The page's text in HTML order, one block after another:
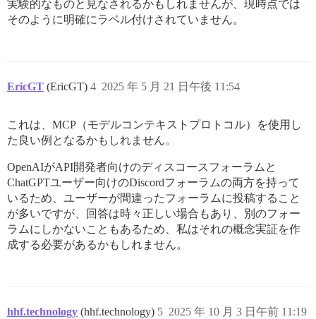
実験的なものと見なされるかもしれませんが、現時点では
そのように明確にラベル付けされていません。
EricGT (EricGT) 2025 年 5 月 21 日午後 11:54
4
これは、MCP（モデルコンテキストプロトコル）を使用し
た良い例となるかもしれません。
OpenAIがAPI開発者向けのディスコースフォーラムと
ChatGPTユーザー向けのDiscordフォーラムの両方を持って
いるため、ユーザーが間違ったフォーラムに投稿すること
が多いですが、回答は時々正しい場合もあり、別のフォー
ラムにしかないこともあるため、私はそれの概念実証を作
成する必要があるかもしれません。
hhf.technology (hhf.technology) 2025 年 10 月 3 日午前 11:19
5